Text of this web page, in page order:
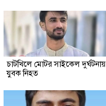
চাটখিলে মোটর সাইকেল দুর্ঘটনায়
যুবক নিহত